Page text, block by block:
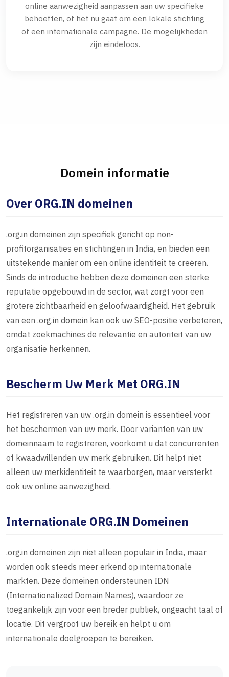
online aanwezigheid aanpassen aan uw specifieke
behoeften, of het nu gaat om een lokale stichting
of een internationale campagne. De mogelijkheden
zijn eindeloos.
Domein informatie
Over ORG.IN domeinen
.org.in domeinen zijn specifiek gericht op non-
profitorganisaties en stichtingen in India, en bieden een
uitstekende manier om een online identiteit te creëren.
Sinds de introductie hebben deze domeinen een sterke
reputatie opgebouwd in de sector, wat zorgt voor een
grotere zichtbaarheid en geloofwaardigheid. Het gebruik
van een .org.in domein kan ook uw SEO-positie verbeteren,
omdat zoekmachines de relevantie en autoriteit van uw
organisatie herkennen.
Bescherm Uw Merk Met ORG.IN
Het registreren van uw .org.in domein is essentieel voor
het beschermen van uw merk. Door varianten van uw
domeinnaam te registreren, voorkomt u dat concurrenten
of kwaadwillenden uw merk gebruiken. Dit helpt niet
alleen uw merkidentiteit te waarborgen, maar versterkt
ook uw online aanwezigheid.
Internationale ORG.IN Domeinen
.org.in domeinen zijn niet alleen populair in India, maar
worden ook steeds meer erkend op internationale
markten. Deze domeinen ondersteunen IDN
(Internationalized Domain Names), waardoor ze
toegankelijk zijn voor een breder publiek, ongeacht taal of
locatie. Dit vergroot uw bereik en helpt u om
internationale doelgroepen te bereiken.